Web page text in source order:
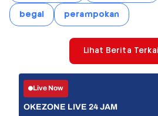
begal perampokan
Lihat Berita
Live Now
OKEZONE LIVE 24 JAM